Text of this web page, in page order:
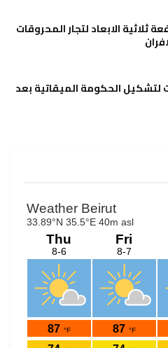
ثلاثية الابعاد لتجار المحروقات
لتشكيل الحكومة الميقاتية بعد